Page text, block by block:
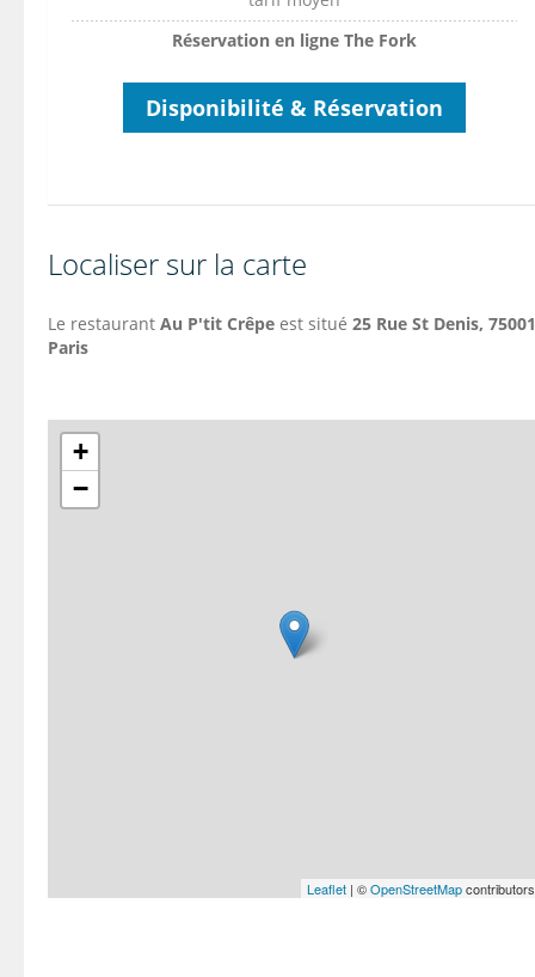
Réservation en ligne The Fork
Disponibilité & Réservation
Localiser sur la carte
Le restaurant Au P'tit Crêpe est situé 25 Rue St Denis,
Paris
+
−
Leaflet | ©OpenStreetMapcontributors